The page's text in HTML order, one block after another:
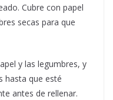
Cubre con papel
secas para que
y las legumbres, y
hasta que esté
antes de rellenar.